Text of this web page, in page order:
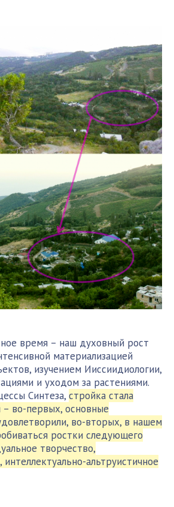
время – наш духовный рост
материализацией
изучением Ииссиидиологии,
и уходом за растениями.
Синтеза, стройка стала
– во-первых, основные
во-вторых, в нашем
ростки следующего
творчество,
интеллектуально-альтруистичное